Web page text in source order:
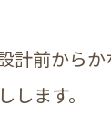
前からか
ます。